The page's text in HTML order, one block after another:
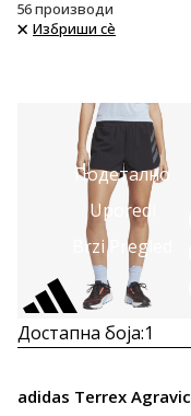
56производи
Избриши сè
Подетално
Uporedi
Brzi Pregled
Достапна боја:1
adidas Terrex Agravic